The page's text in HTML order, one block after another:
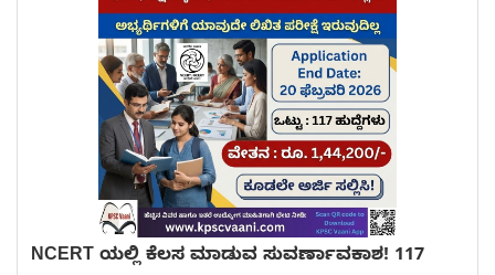
NCERT ಯಲ್ಲಿ ಕೆಲಸ ಮಾಡುವ ಸುವರ್ಣಾವಕಾಶ! 117